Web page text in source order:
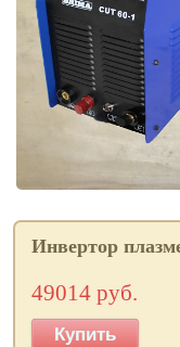
Инвертор
49014 руб.
Купить